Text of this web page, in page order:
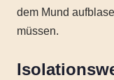
dem Mund
müssen.